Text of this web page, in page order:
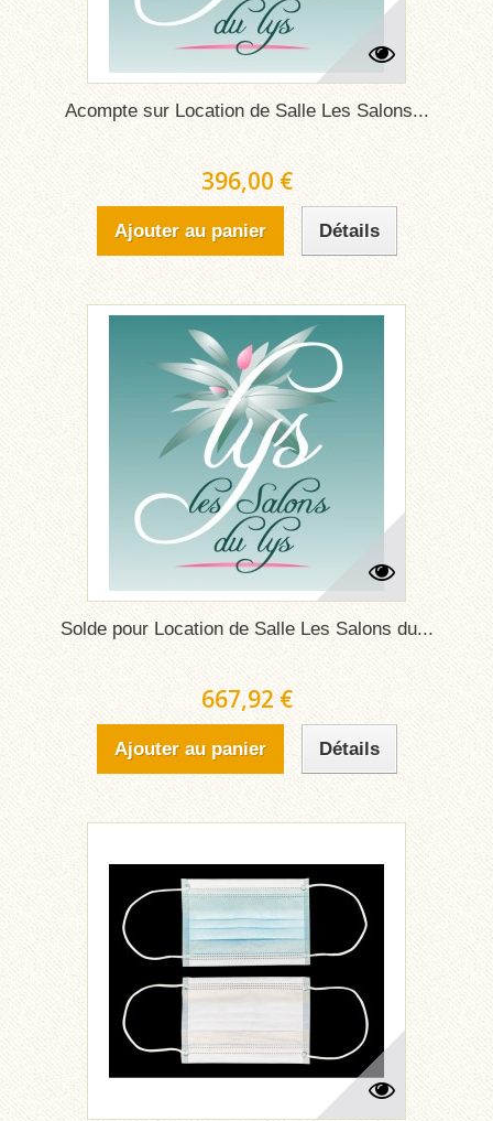
Acompte sur Location de Salle Les Salons...
396,00 €
Ajouter au panier Détails
Solde pour Location de Salle Les Salons du...
667,92 €
Ajouter au panier Détails